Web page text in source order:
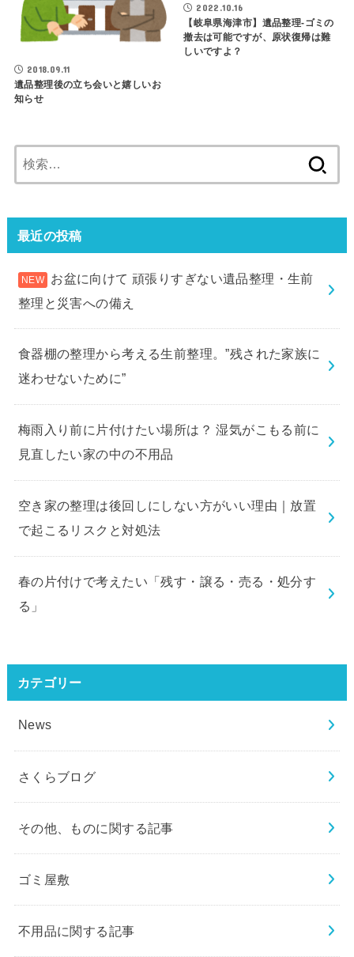
2018.09.11
遺品整理後の立ち会いと嬉しいお
知らせ
2022.10.16
【岐阜県海津市】遺品整理-ゴミの
撤去は可能ですが、原状復帰は難
しいですよ？
索:
最近の投稿
お盆に向けて 頑張りすぎない遺品整理・生前
整理と災害への備え
食器棚の整理から考える生前整理。”残された家族に
迷わせないために”
梅雨入り前に片付けたい場所は？ 湿気がこもる前に
見直したい家の中の不用品
空き家の整理は後回しにしない方がいい理由｜放置
で起こるリスクと対処法
春の片付けで考えたい「残す・譲る・売る・処分す
る」
カテゴリー
News
さくらブログ
その他、ものに関する記事
ゴミ屋敷
不用品に関する記事